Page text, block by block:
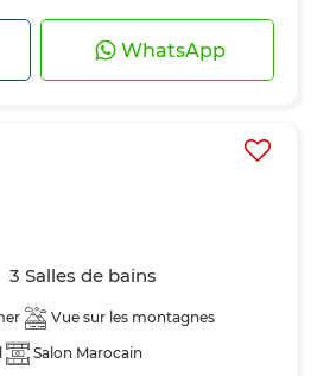
WhatsApp
3 Salles de bains
Vue sur les montagnes
Salon Marocain